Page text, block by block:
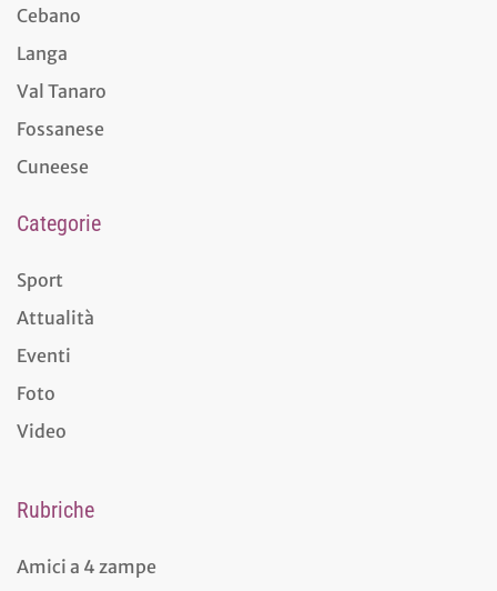
Cebano
Langa
Val Tanaro
Fossanese
Cuneese
Categorie
Sport
Attualità
Eventi
Foto
Video
Rubriche
Amici a 4 zampe